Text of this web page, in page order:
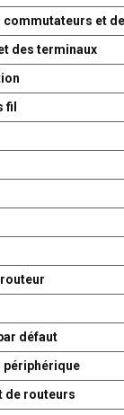
et
des terminaux
fil
défaut
périphérique
de routeurs